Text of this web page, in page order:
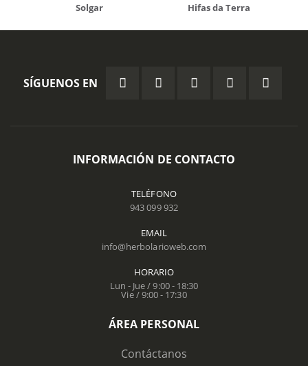
Solgar Hifas da Terra
SÍGUENOS EN
INFORMACIÓN DE CONTACTO
TELÉFONO
943 099 932
EMAIL
info@herbolarioweb.com
HORARIO
Lun - Jue / 9:00 - 18:30
Vie / 9:00 - 17:30
ÁREA PERSONAL
Contáctanos